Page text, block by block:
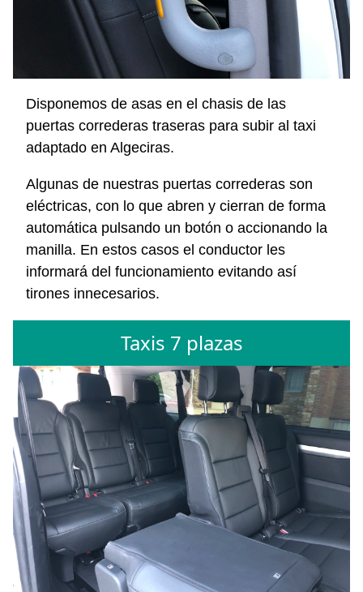
Disponemos de asas en el chasis de las
puertas correderas traseras para subir al taxi
adaptado en Algeciras.
Algunas de nuestras puertas correderas son
eléctricas, con lo que abren y cierran de forma
automática pulsando un botón o accionando la
manilla. En estos casos el conductor les
informará del funcionamiento evitando así
tirones innecesarios.
Taxis 7 plazas